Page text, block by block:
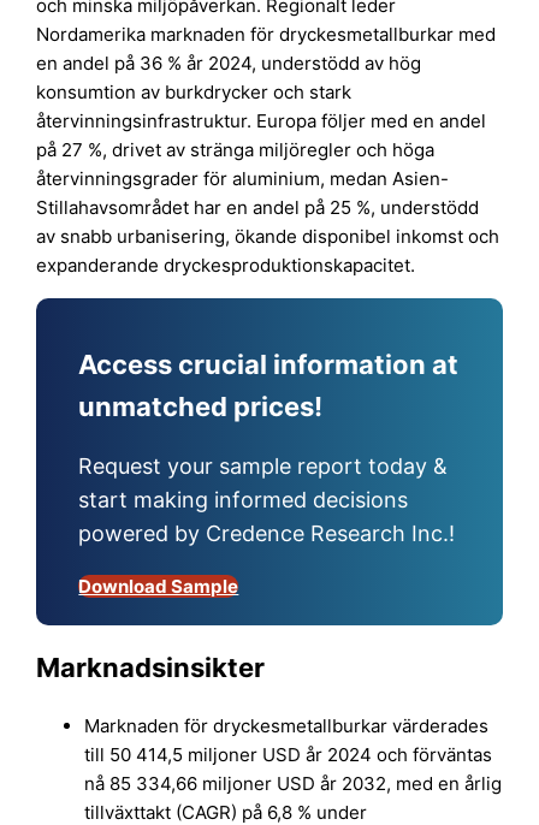
och minska miljöpåverkan. Regionalt leder
Nordamerika marknaden för dryckesmetallburkar med
en andel på 36 % år 2024, understödd av hög
konsumtion av burkdrycker och stark
återvinningsinfrastruktur. Europa följer med en andel
på 27 %, drivet av stränga miljöregler och höga
återvinningsgrader för aluminium, medan Asien-
Stillahavsområdet har en andel på 25 %, understödd
av snabb urbanisering, ökande disponibel inkomst och
expanderande dryckesproduktionskapacitet.
Access crucial information at
unmatched prices!
Request your sample report today &
start making informed decisions
powered by Credence Research Inc.!
Download Sample
Marknadsinsikter
Marknaden för dryckesmetallburkar värderades
till 50 414,5 miljoner USD år 2024 och förväntas
nå 85 334,66 miljoner USD år 2032, med en årlig
tillväxttakt (CAGR) på 6,8 % under